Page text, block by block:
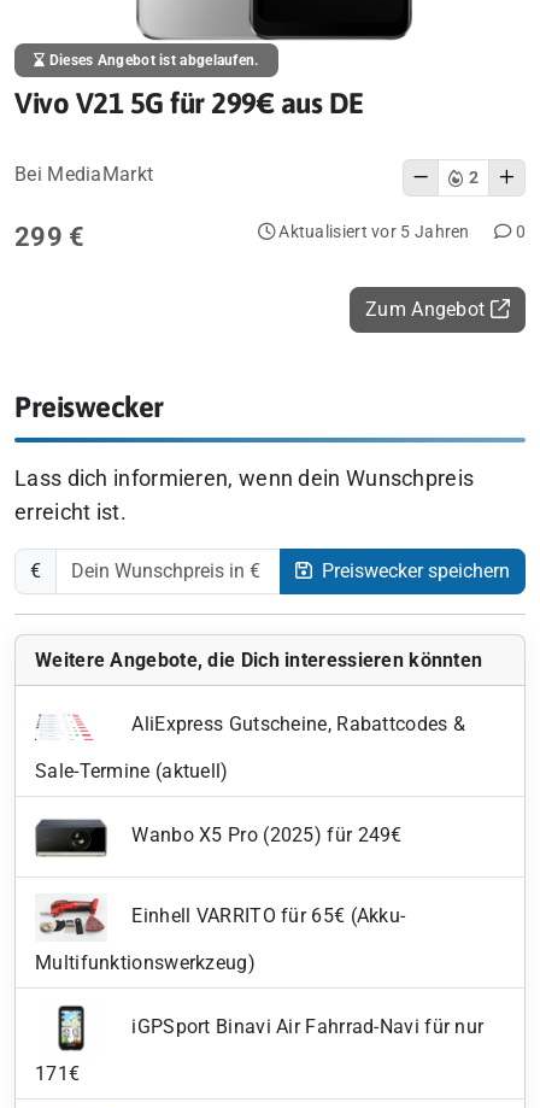
Dieses Angebot ist abgelaufen.
Vivo V21 5G für 299€ aus DE
Bei MediaMarkt 2
299 € Aktualisiert vor 5 Jahren 0
Zum Angebot
Preiswecker
Lass dich informieren, wenn dein Wunschpreis
erreicht ist.
€ Preiswecker speichern
Weitere Angebote, die Dich interessieren könnten
AliExpress Gutscheine, Rabattcodes &
Sale-Termine (aktuell)
Wanbo X5 Pro (2025) für 249€
Einhell VARRITO für 65€ (Akku-
Multifunktionswerkzeug)
iGPSport Binavi Air Fahrrad-Navi für nur
171€